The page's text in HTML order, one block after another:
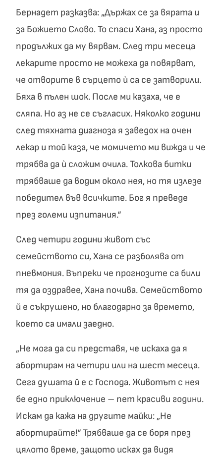
Бернадет разказва: „Държах се за вярата и
за Божието Слово. То спаси Хана, аз просто
продължих да му вярвам. След три месеца
лекарите просто не можеха да повярват,
че отворите в сърцето ù са се затворили.
Бяха в пълен шок. После ми казаха, че е
сляпа. Но аз не се съгласих. Няколко години
след тяхната диагноза я заведох на очен
лекар и той каза, че момичето ми вижда и че
трябва да ù сложим очила. Толкова битки
трябваше да водим около нея, но тя излезе
победител във всичките. Бог я преведе
през големи изпитания.“
След четири години живот със
семейството си, Хана се разболява от
пневмония. Въпреки че прогнозите са били
тя да оздравее, Хана почива. Семейството
й е съкрушено, но благодарно за времето,
което са имали заедно.
„Не мога да си представя, че искаха да я
абортирам на четири или на шест месеца.
Сега душата й е с Господа. Животът с нея
бе едно приключение – пет красиви години.
Искам да кажа на другите майки: „Не
абортирайте!“ Трябваше да се боря през
цялото време, защото исках да видя